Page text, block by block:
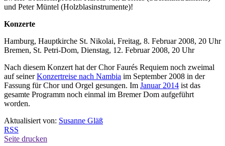
und Peter Müntel (Holzblasinstrumente)!
Konzerte
Hamburg, Hauptkirche St. Nikolai, Freitag, 8. Februar 2008, 20 Uhr
Bremen, St. Petri-Dom, Dienstag, 12. Februar 2008, 20 Uhr
Nach diesem Konzert hat der Chor Faurés Requiem noch zweimal
auf seinerKonzertreise nach Nambia im September 2008 in der
Fassung für Chor und Orgel gesungen. Im Januar 2014 ist das
gesamte Programm noch einmal im Bremer Dom aufgeführt
worden.
Aktualisiert von: Susanne Gläß
RSS
Seite drucken